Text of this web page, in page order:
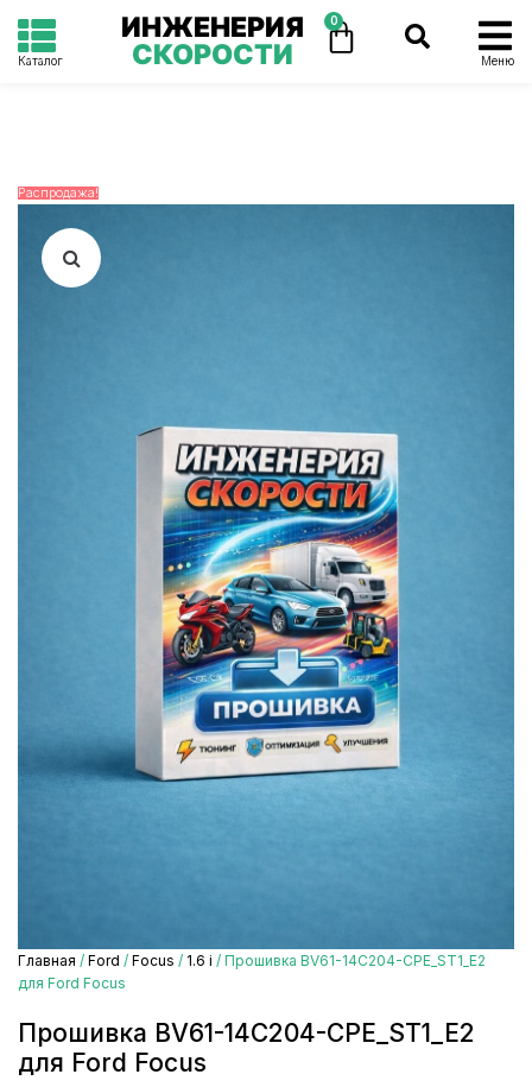
Каталог
ИНЖЕНЕРИЯ
СКОРОСТИ
0
Меню
Распродажа!
Главная / Ford / Focus / 1.6 i / Прошивка BV61-14C204-CPE_ST1_E2
для Ford Focus
Прошивка BV61-14C204-CPE_ST1_E2
для Ford Focus